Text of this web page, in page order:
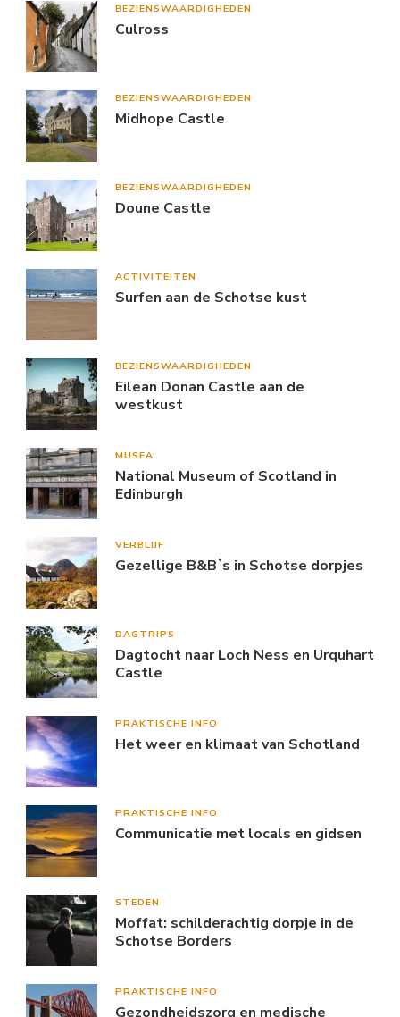
BEZIENSWAARDIGHEDEN
Culross
BEZIENSWAARDIGHEDEN
Midhope Castle
BEZIENSWAARDIGHEDEN
Doune Castle
ACTIVITEITEN
Surfen aan de Schotse kust
BEZIENSWAARDIGHEDEN
Eilean Donan Castle aan de
westkust
MUSEA
National Museum of Scotland in
Edinburgh
VERBLIJF
Gezellige B&Bʼs in Schotse dorpjes
DAGTRIPS
Dagtocht naar Loch Ness en Urquhart
Castle
PRAKTISCHE INFO
Het weer en klimaat van Schotland
PRAKTISCHE INFO
Communicatie met locals en gidsen
STEDEN
Moffat: schilderachtig dorpje in de
Schotse Borders
PRAKTISCHE INFO
Gezondheidszorg en medische